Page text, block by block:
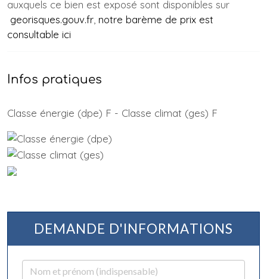
auxquels ce bien est exposé sont disponibles sur
georisques.gouv.fr notre barème de prix est
consultable ici
Infos pratiques
Classe énergie (dpe) F - Classe climat (ges) F
DEMANDE D'INFORMATIONS
Nom et prénom